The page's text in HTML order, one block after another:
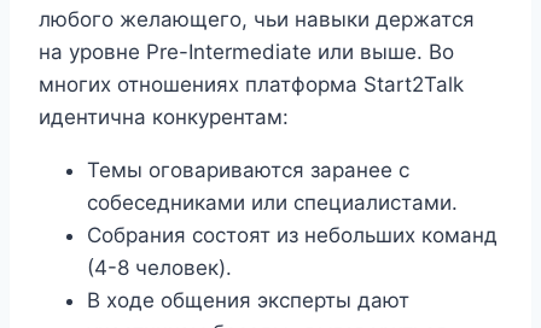
любого желающего, чьи навыки держатся
на уровне Pre-Intermediate или выше. Во
многих отношениях платформа Start2Talk
идентична конкурентам:
Темы оговариваются заранее с
собеседниками или специалистами.
Собрания состоят из небольших команд
(4-8 человек).
В ходе общения эксперты дают